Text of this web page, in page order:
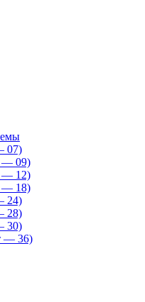
07)
— 09)
— 12)
— 18)
24)
28)
30)
— 36)